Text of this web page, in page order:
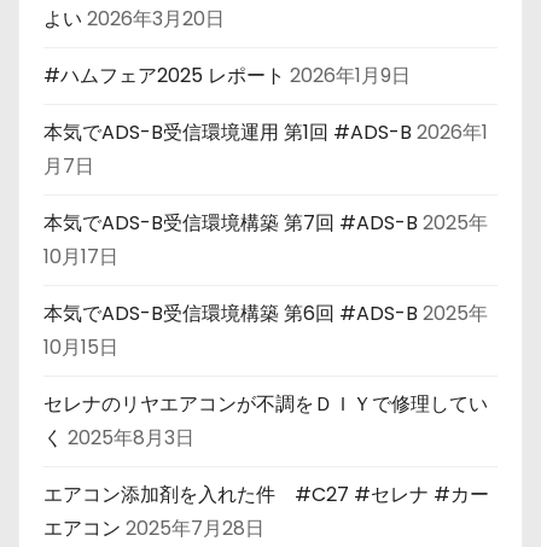
よい 2026年3月20日
#ハムフェア2025 レポート 2026年1月9日
本気でADS-B受信環境運用 第1回 #ADS-B 2026年1
月7日
本気でADS-B受信環境構築 第7回 #ADS-B 2025年
10月17日
本気でADS-B受信環境構築 第6回 #ADS-B 2025年
10月15日
セレナのリヤエアコンが不調をＤＩＹで修理してい
く 2025年8月3日
エアコン添加剤を入れた件 #C27 #セレナ #カー
エアコン 2025年7月28日